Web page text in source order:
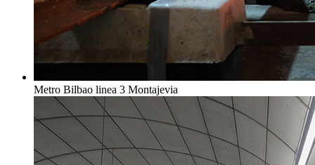
Metro Bilbao linea 3 Montajevia